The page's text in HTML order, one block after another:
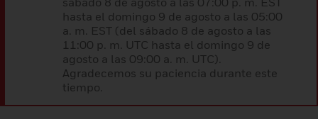
hasta el domingo 9 de agosto a las 05:00
a. m. EST (del sábado 8 de agosto a las
11:00 p. m. UTC hasta el domingo 9 de
agosto a las 09:00 a. m. UTC).
Agradecemos su paciencia durante este
tiempo.